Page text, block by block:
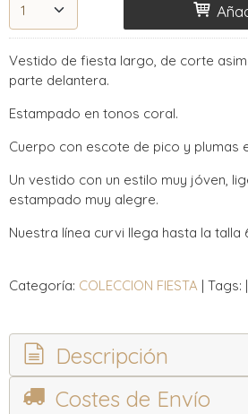
Vestido de fiesta largo, de corte
parte delantera.
Estampado en tonos coral.
Cuerpo con escote de pico y plumas
Un vestido con un estilo muy jóven,
estampado muy alegre.
Nuestra línea curvi llega hasta la talla
Categoría: COLECCION FIESTA | Tags: |
Descripción
Costes de Envío